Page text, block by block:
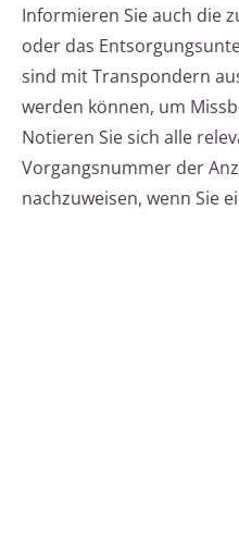
Informieren Sie auch die
oder das
sind mit Transpondern
werden können, um
Notieren Sie sich alle
Vorgangsnummer der
nachzuweisen, wenn Sie